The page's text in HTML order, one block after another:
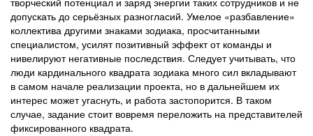
допускать до серьёзных разногласий. Умелое «разбавление»
коллектива другими знаками зодиака, просчитанными
специалистом, усилят позитивный эффект от команды и
нивелируют негативные последствия. Следует учитывать, что
люди кардинального квадрата зодиака много сил вкладывают
в самом начале реализации проекта, но в дальнейшем их
интерес может угаснуть, и работа застопорится. В таком
случае, задание стоит вовремя переложить на представителей
фиксированного квадрата.